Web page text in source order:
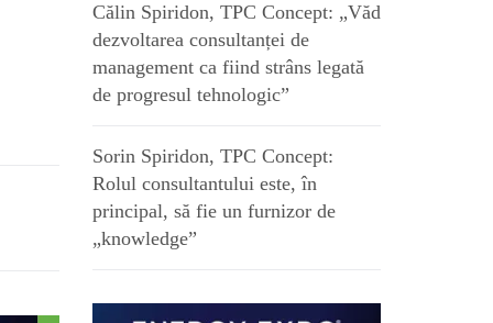
Călin Spiridon, TPC Concept: „Văd
dezvoltarea consultanței de
management ca fiind strâns legată
de progresul tehnologic”
Sorin Spiridon, TPC Concept:
Rolul consultantului este, în
principal, să fie un furnizor de
„knowledge”